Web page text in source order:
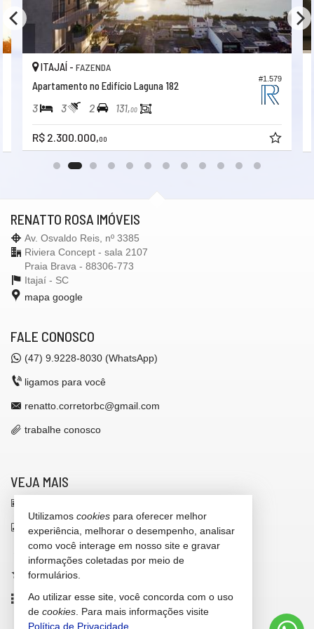
#1.579
ITAJAÍ -FAZENDA
Apartamento no Edifício Laguna 182
3 3 2 131,00
R$ 2.300.000,00
RENATTO ROSA IMÓVEIS
Av. Osvaldo Reis, nº 3385
Riviera Concept - sala 2107
Praia Brava - 88306-773
Itajaí - SC
mapa google
FALE CONOSCO
(47) 9.9228-8030 (WhatsApp)
ligamos para você
renatto.corretorbc@gmail.com
trabalhe conosco
VEJA MAIS
indicadores financeiros
cadastre seu imóvel
imóveis favoritos
mapa de imóveis
Utilizamos cookies para oferecer melhor
experiência, melhorar o desempenho, analisar
como você interage em nosso site e gravar
informações coletadas por meio de
formulários.
Ao utilizar esse site, você concorda com o uso
de cookies . Para mais informações visite
Política de Privacidade